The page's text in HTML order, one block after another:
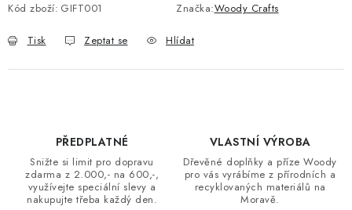
Kód zboží: GIFT001 Značka:Woody Crafts
Tisk Zeptat se Hlídat
PŘEDPLATNÉ
Snižte si limit pro dopravu
zdarma z 2.000,- na 600,-,
využívejte speciální slevy a
nakupujte třeba každý den.
VLASTNÍ VÝROBA
Dřevěné doplňky a příze Woody
pro vás vyrábíme z přírodních a
recyklovaných materiálů na
Moravě.